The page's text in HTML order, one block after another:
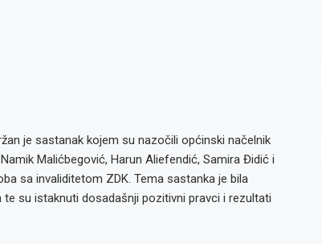
je sastanak kojem su nazočili općinski načelnik
Malićbegović, Harun Aliefendić, Samira Đidić i
sa invaliditetom ZDK. Tema sastanka je bila
su istaknuti dosadašnji pozitivni pravci i rezultati